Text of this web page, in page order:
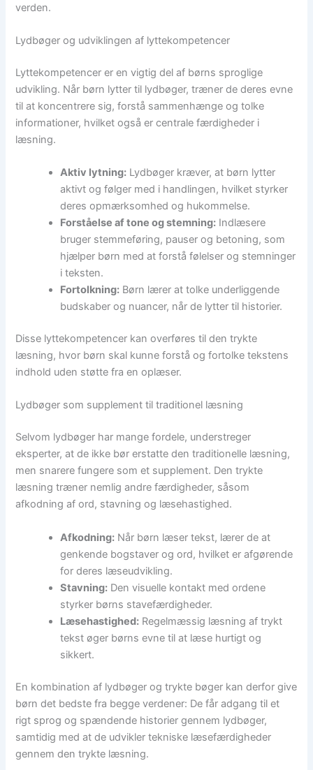
verden.
Lydbøger og udviklingen af lyttekompetencer
Lyttekompetencer er en vigtig del af børns sproglige
udvikling. Når børn lytter til lydbøger, træner de deres evne
til at koncentrere sig, forstå sammenhænge og tolke
informationer, hvilket også er centrale færdigheder i
læsning.
Aktiv lytning: Lydbøger kræver, at børn lytter
aktivt og følger med i handlingen, hvilket styrker
deres opmærksomhed og hukommelse.
Forståelse af tone og stemning: Indlæsere
bruger stemmeføring, pauser og betoning, som
hjælper børn med at forstå følelser og stemninger
i teksten.
Fortolkning: Børn lærer at tolke underliggende
budskaber og nuancer, når de lytter til historier.
Disse lyttekompetencer kan overføres til den trykte
læsning, hvor børn skal kunne forstå og fortolke tekstens
indhold uden støtte fra en oplæser.
Lydbøger som supplement til traditionel læsning
Selvom lydbøger har mange fordele, understreger
eksperter, at de ikke bør erstatte den traditionelle læsning,
men snarere fungere som et supplement. Den trykte
læsning træner nemlig andre færdigheder, såsom
afkodning af ord, stavning og læsehastighed.
Afkodning: Når børn læser tekst, lærer de at
genkende bogstaver og ord, hvilket er afgørende
for deres læseudvikling.
Stavning: Den visuelle kontakt med ordene
styrker børns stavefærdigheder.
Læsehastighed: Regelmæssig læsning af trykt
tekst øger børns evne til at læse hurtigt og
sikkert.
En kombination af lydbøger og trykte bøger kan derfor give
børn det bedste fra begge verdener: De får adgang til et
rigt sprog og spændende historier gennem lydbøger,
samtidig med at de udvikler tekniske læsefærdigheder
gennem den trykte læsning.